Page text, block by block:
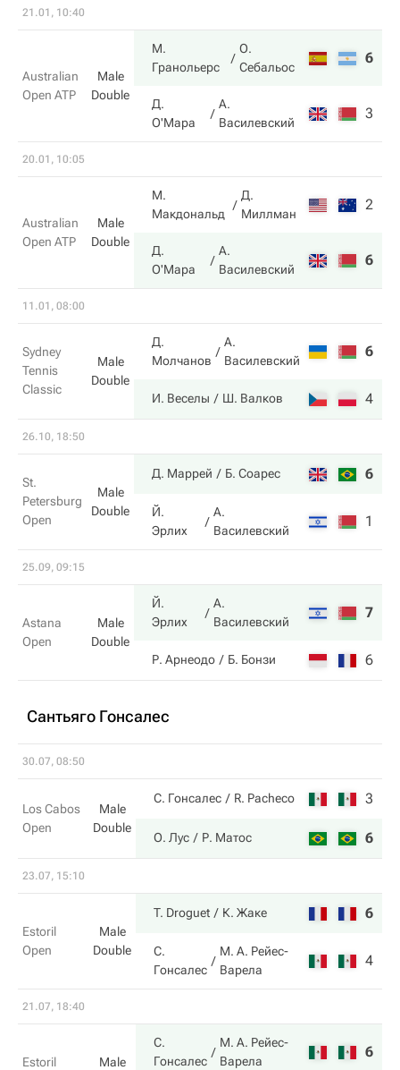
21.01, 10:40
Australian
Open ATP
Male
Double
М.
Гранольерс
О.
Себальос
6
Д.
О'Мара
А.
Василевский
3
20.01, 10:05
Australian
Open ATP
Male
Double
М.
Макдональд
Д.
Миллман
2
Д.
О'Мара
А.
Василевский
6
11.01, 08:00
Sydney
Tennis
Classic
Male
Double
Д.
Молчанов
А.
Василевский
6
И. Веселы Ш. Валков 4
26.10, 18:50
St.
Petersburg
Open
Male
Double
Д. Маррей Б. Соарес 6
Й.
Эрлих
А.
Василевский
1
25.09, 09:15
Astana
Open
Male
Double
Й.
Эрлих
А.
Василевский
7
Р. Арнеодо Б. Бонзи 6
Сантьяго Гонсалес
30.07, 08:50
Los Cabos
Open
Male
Double
С. Гонсалес R. Pacheco 3
О. Лус Р. Матос 6
23.07, 15:10
Estoril
Open
Male
Double
T. Droguet К. Жаке 6
С.
Гонсалес
М. А. Рейес-
Варела
4
21.07, 18:40
Estoril
Male
С.
Гонсалес
М. А. Рейес-
Варела
6